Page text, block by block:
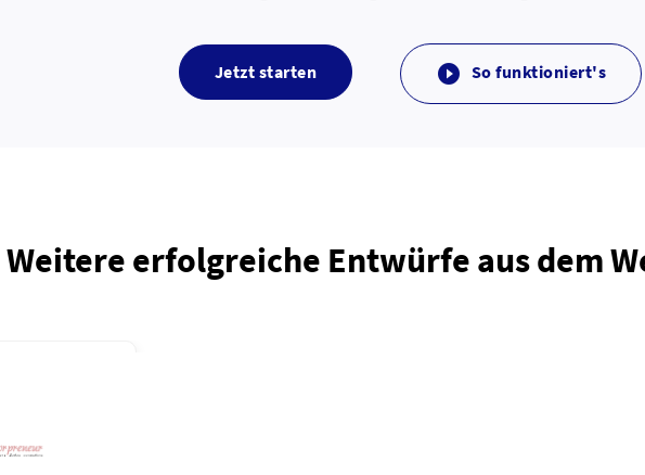
Jetzt starten  So funktioniert's
Weitere erfolgreiche Entwürfe aus dem